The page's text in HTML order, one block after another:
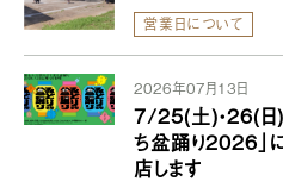
営業日について
2026年07月13日
7/25(土)・26(日)
ち盆踊り2026」
店します